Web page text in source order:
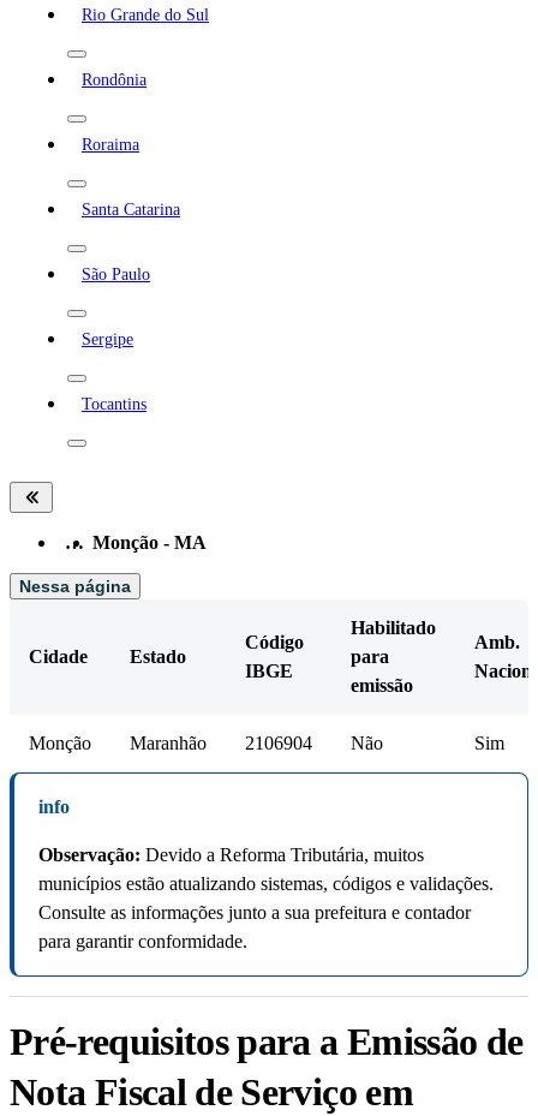
Rio Grande do Sul
Rondônia
Roraima
Santa Catarina
São Paulo
Sergipe
Tocantins
… Monção - MA
Nessa página
Cidade Estado
Código
IBGE
Habilitado
para
emissão
Amb.
Monção Maranhão 2106904 Não Sim
info
Observação: Devido a Reforma Tributária, muitos
municípios estão atualizando sistemas, códigos e validações.
Consulte as informações junto a sua prefeitura e contador
para garantir conformidade.
Pré-requisitos para a Emissão de
Nota Fiscal de Serviço em